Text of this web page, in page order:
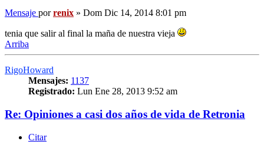
Mensaje porrenix » Dom Dic 14, 2014 8:01 pm
tenia que salir al final la maña de nuestra vieja
Arriba
RigoHoward
Mensajes: 1137
Registrado: Lun Ene 28, 2013 9:52 am
Re: Opiniones a casi dos años de vida de Retronia
Citar